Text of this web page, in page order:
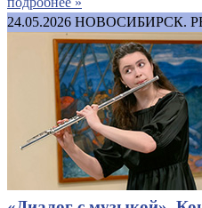
24.05.2026 НОВОСИБИРСК.